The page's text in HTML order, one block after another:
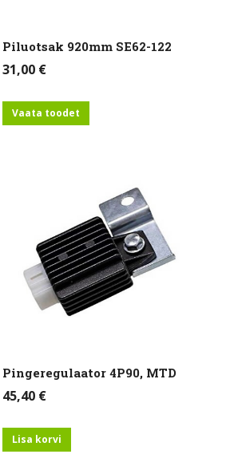
Piluotsak 920mm SE62-122
31,00 €
Vaata toodet
Pingeregulaator 4P90, MTD
45,40 €
Lisa korvi